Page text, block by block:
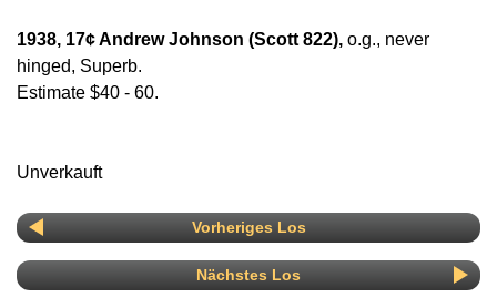
1938, 17¢ Andrew Johnson (Scott 822), o.g., never
hinged, Superb.
Estimate $40 - 60.
Unverkauft
Vorheriges Los
Nächstes Los